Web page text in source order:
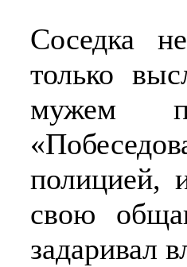
Соседка
только
мужем
полицией,
свою
задаривал